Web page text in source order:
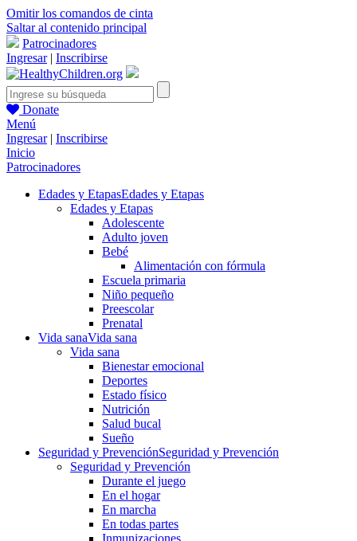
Omitir los comandos de cinta
Saltar al contenido principal
Patrocinadores
Ingresar| Inscribirse
Donate
Menú
Ingresar| Inscribirse
Inicio
Patrocinadores
Edades y EtapasEdades y Etapas
Edades y Etapas
Adolescente
Adulto joven
Bebé
Alimentación con fórmula
Escuela primaria
Niño pequeño
Preescolar
Prenatal
Vida sanaVida sana
Vida sana
Bienestar emocional
Deportes
Estado físico
Nutrición
Salud bucal
Sueño
Seguridad y PrevenciónSeguridad y Prevención
Seguridad y Prevención
Durante el juego
En el hogar
En marcha
En todas partes
Inmunizaciones